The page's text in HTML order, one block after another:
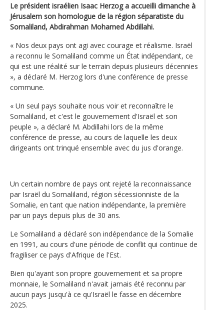
Le président israélien Isaac Herzog a accueilli dimanche à
Jérusalem son homologue de la région séparatiste du
Somaliland, Abdirahman Mohamed Abdillahi.
« Nos deux pays ont agi avec courage et réalisme. Israël
a reconnu le Somaliland comme un État indépendant, ce
qui est une réalité sur le terrain depuis plusieurs décennies
», a déclaré M. Herzog lors d'une conférence de presse
commune.
« Un seul pays souhaite nous voir et reconnaître le
Somaliland, et c'est le gouvernement d'Israël et son
peuple », a déclaré M. Abdillahi lors de la même
conférence de presse, au cours de laquelle les deux
dirigeants ont trinqué ensemble avec du jus d'orange.
Un certain nombre de pays ont rejeté la reconnaissance
par Israël du Somaliland, région sécessionniste de la
Somalie, en tant que nation indépendante, la première
par un pays depuis plus de 30 ans.
Le Somaliland a déclaré son indépendance de la Somalie
en 1991, au cours d'une période de conflit qui continue de
fragiliser ce pays d'Afrique de l'Est.
Bien qu'ayant son propre gouvernement et sa propre
monnaie, le Somaliland n'avait jamais été reconnu par
aucun pays jusqu'à ce qu'Israël le fasse en décembre
2025.